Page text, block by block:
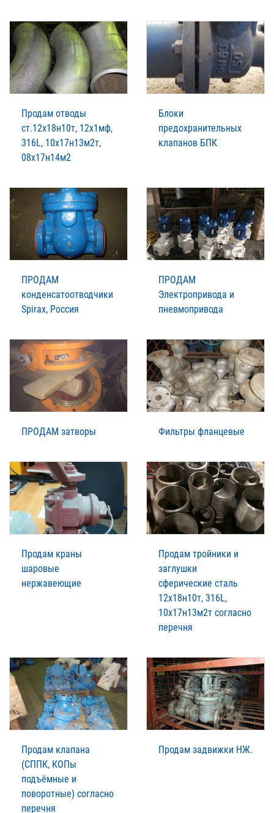
Продам отводы
ст.12х18н10т, 12х1мф,
316L, 10х17н13м2т,
08х17н14м2
Блоки
предохранительных
клапанов БПК
ПРОДАМ
конденсатоотводчики
Spirax, Россия
ПРОДАМ
Электропривода и
пневмопривода
ПРОДАМ затворы Фильтры фланцевые
Продам краны
шаровые
нержавеющие
Продам тройники и
заглушки
сферические сталь
12х18н10т, 316L,
10х17н13м2т согласно
перечня
Продам клапана
(СППК, КОПы
подъёмные и
поворотные) согласно
перечня
Продам задвижки НЖ.